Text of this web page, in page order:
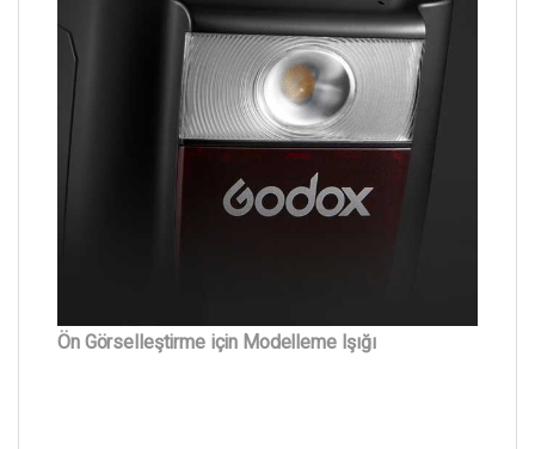
Ön Görselleştirme için Modelleme Işığı